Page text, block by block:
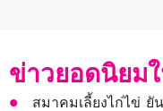
ข่าวยอดนิยม
สมาคมเลี้ยงไก่ไข่ ยั